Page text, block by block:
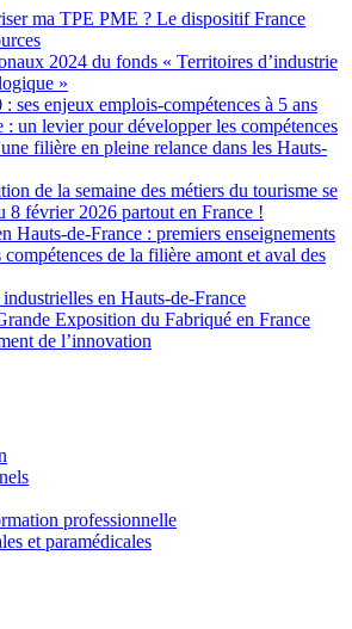
ma TPE PME ? Le dispositif France
2024 du fonds « Territoires d’industrie
»
ses enjeux emplois-compétences à 5 ans
un levier pour développer les compétences
filière en pleine relance dans les Hauts-
de la semaine des métiers du tourisme se
8 février 2026 partout en France !
Hauts-de-France : premiers enseignements
compétences de la filière amont et aval des
en Hauts-de-France
Exposition du Fabriqué en France
de l’innovation
professionnelle
et paramédicales